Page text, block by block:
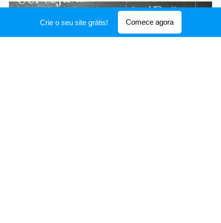
Crie o seu site grátis! Comece agora